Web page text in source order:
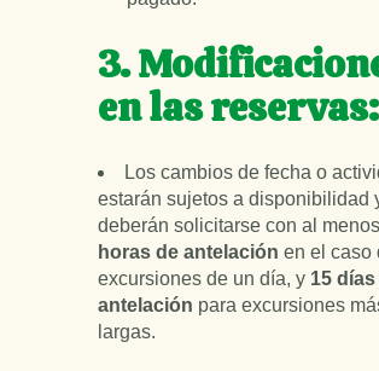
3.
en las reservas:
Los cambios de fecha o
estarán sujetos a disponibilidad
deberán solicitarse con al
horas de antelación en el caso
excursiones de un día, y 15
antelación para excursiones
largas.